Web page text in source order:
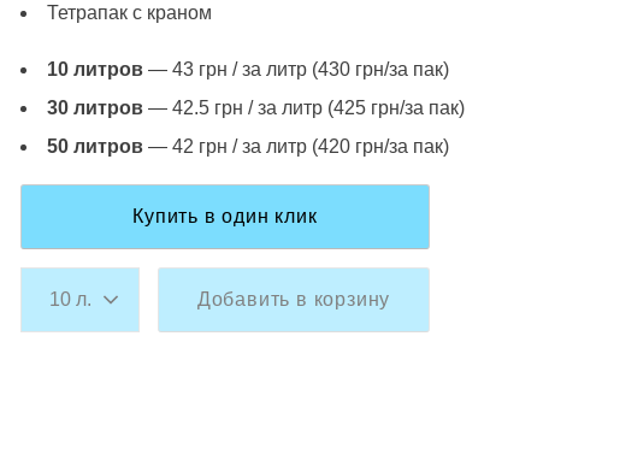
Тетрапак с краном
10 литров — 43 грн / за литр (430 грн/за пак)
30 литров — 42.5 грн / за литр (425 грн/за пак)
50 литров — 42 грн / за литр (420 грн/за пак)
Купить в один клик
Добавить в корзину